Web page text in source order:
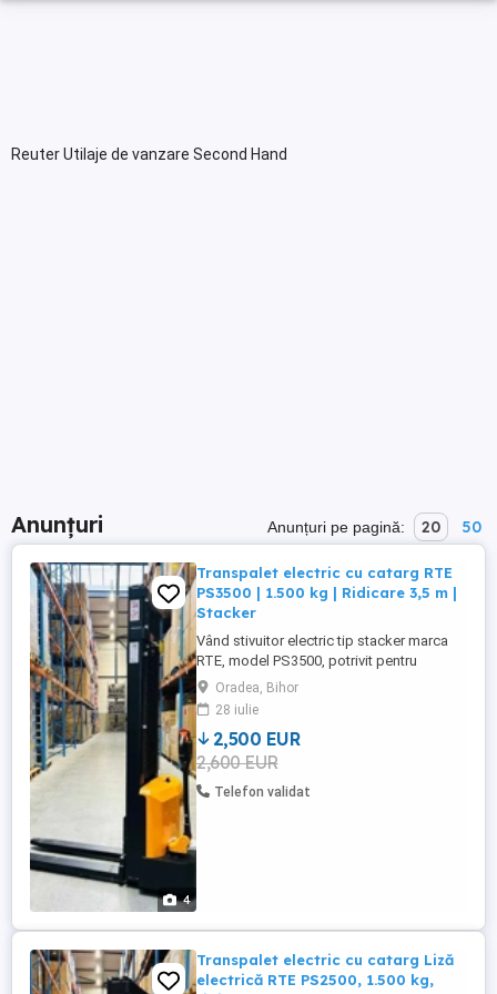
Reuter Utilaje de vanzare Second Hand
Anunțuri Anunțuri pe pagină: 20 50
4
Transpalet electric cu catarg RTE
PS3500 | 1.500 kg | Ridicare 3,5 m |
Stacker
Vând stivuitor electric tip stacker marca
RTE, model PS3500, potrivit pentru
depozite și spații industriale. Echipament
electric, fără emisii, ușor de utilizat și
întreținut. Specificații tehnice: Brand: RTE
Model: PS3500 Capacitate de ridicare:
1.500 kg Înălțime maximă de ridicare:
3.500 mm Dimensiune ...
Oradea, Bihor
28 iulie
2,500 EUR
2,600 EUR
Telefon validat
Transpalet electric cu catarg Liză
electrică RTE PS2500, 1.500 kg,